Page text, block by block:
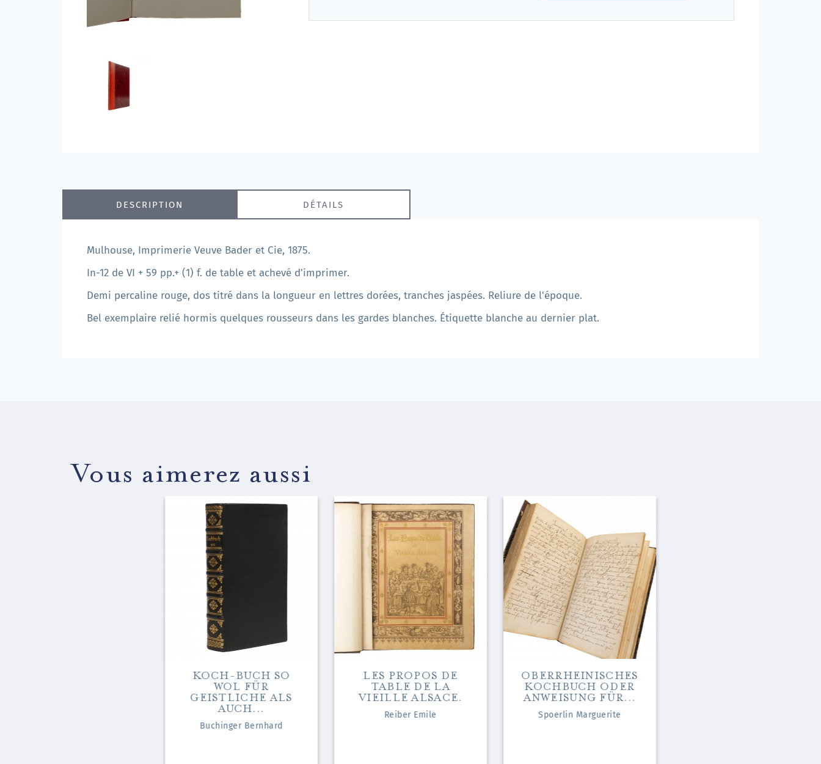
DESCRIPTION DÉTAILS
Mulhouse, Imprimerie Veuve Bader et Cie, 1875.
In-12 de VI + 59 pp.+ (1) f. de table et achevé d'imprimer.
Demi percaline rouge, dos titré dans la longueur en lettres dorées, tranches jaspées. Reliure de l'époque.
Bel exemplaire relié hormis quelques rousseurs dans les gardes blanches. Étiquette blanche au dernier plat.
Vous aimerez aussi
KOCH-BUCH SO
WOL FÜR
GEISTLICHE ALS
AUCH...
Buchinger Bernhard
LES PROPOS DE
TABLE DE LA
VIEILLE ALSACE.
Reiber Emile
OBERRHEINISCHES
KOCHBUCH ODER
ANWEISUNG FÜR...
Spoerlin Marguerite